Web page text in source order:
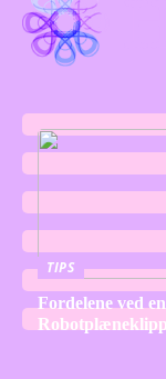
TIPS
Fordelene ved